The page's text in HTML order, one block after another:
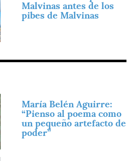
Malvinas antes de los
pibes de Malvinas
María Belén Aguirre:
“Pienso al poema como
un pequeño artefacto de
poder”